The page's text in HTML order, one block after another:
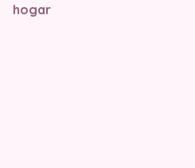
hogar